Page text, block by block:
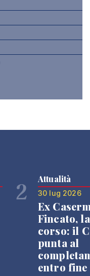
2 Attualità
30 lug 2026
Ex
Fincato,
corso: il
punta al
entro fine